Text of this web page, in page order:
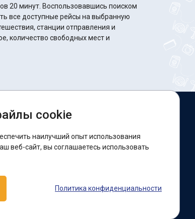
поиском
все доступные рейсы на выбранную
станции отправления и
количество свободных мест и
cookie
наилучший опыт использования
веб-сайт, вы соглашаетесь использовать
Политика конфиденциальности